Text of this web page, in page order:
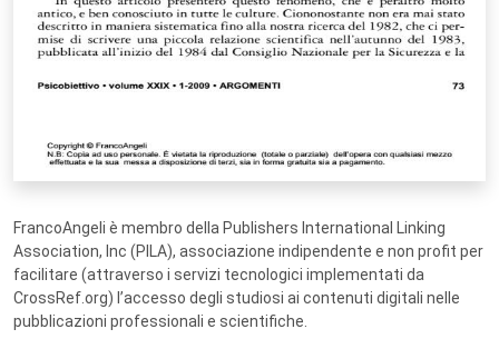
FrancoAngeli è membro della Publishers International Linking
Association, Inc (PILA), associazione indipendente e non profit per
facilitare (attraverso i servizi tecnologici implementati da
CrossRef.org) l’accesso degli studiosi ai contenuti digitali nelle
pubblicazioni professionali e scientifiche.